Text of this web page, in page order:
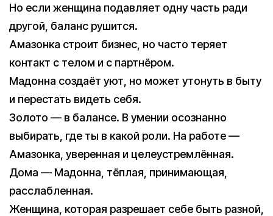
Но если женщина подавляет одну часть ради
другой, баланс рушится.
Амазонка строит бизнес, но часто теряет
контакт с телом и с партнёром.
Мадонна создаёт уют, но может утонуть в быту
и перестать видеть себя.
Золото — в балансе. В умении осознанно
выбирать, где ты в какой роли. На работе —
Амазонка, уверенная и целеустремлённая.
Дома — Мадонна, тёплая, принимающая,
расслабленная.
Женщина, которая разрешает себе быть разной,